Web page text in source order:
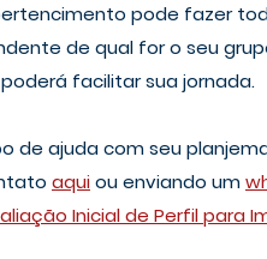
pode fazer
de qual for o seu
facilitar sua jornada.
de ajuda com seu
aqui ou enviando um
Inicial de Perfil para